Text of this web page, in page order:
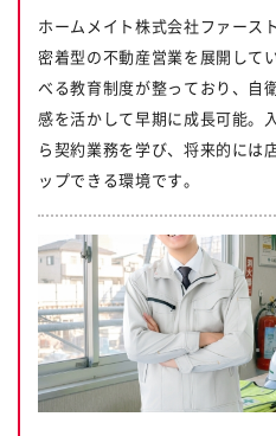
ホームメイト株式会社ファース
密着型の不動産営業を展開して
べる教育制度が整っており、自
感を活かして早期に成長可能。
ら契約業務を学び、将来的には
ップできる環境です。